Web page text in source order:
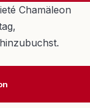
Chamäleon